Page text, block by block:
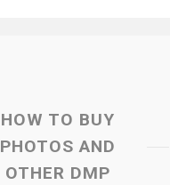
HOW TO BUY
PHOTOS AND
OTHER DMP